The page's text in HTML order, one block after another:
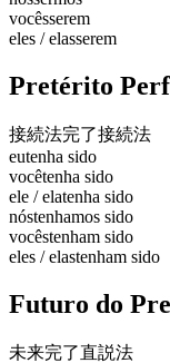
vocêsserem
eles / elasserem
Pretérito
接続法完了接続法
eutenha sido
vocêtenha sido
ele / elatenha sido
nóstenhamos sido
vocêstenham sido
eles / elastenham sido
Futuro do
未来完了直説法